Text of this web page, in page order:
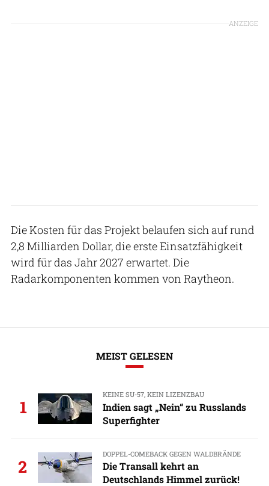
ANZEIGE
Die Kosten für das Projekt belaufen sich auf rund
2,8 Milliarden Dollar, die erste Einsatzfähigkeit
wird für das Jahr 2027 erwartet. Die
Radarkomponenten kommen von Raytheon.
MEIST GELESEN
1
KEINE SU-57, KEIN LIZENZBAU
Indien sagt „Nein“ zu Russlands
Superfighter
2
DOPPEL-COMEBACK GEGEN WALDBRÄNDE
Die Transall kehrt an
Deutschlands Himmel zurück!